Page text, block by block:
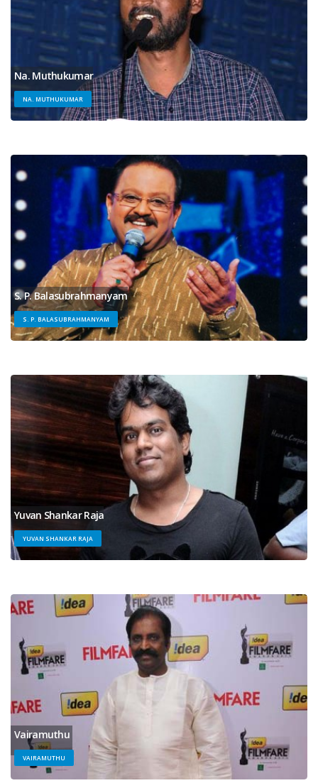
Na. Muthukumar
NA. MUTHUKUMAR
S. P. Balasubrahmanyam
S. P. BALASUBRAHMANYAM
Yuvan Shankar Raja
YUVAN SHANKAR RAJA
Vairamuthu
VAIRAMUTHU